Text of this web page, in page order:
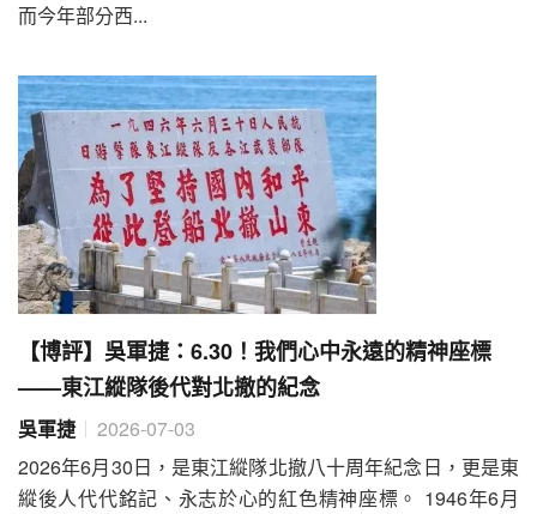
而今年部分西...
【博評】吳軍捷：6.30！我們心中永遠的精神座標
——東江縱隊後代對北撤的紀念
吳軍捷
2026-07-03
2026年6月30日，是東江縱隊北撤八十周年紀念日，更是東
縱後人代代銘記、永志於心的紅色精神座標。 1946年6月